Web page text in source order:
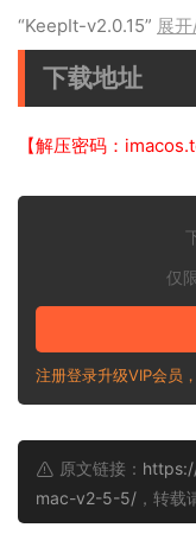
“KeepIt-v2.0.15” 展
下载地址
【解压密码：
仅
注册登录升级VIP会员
原文链接：
mac-v2-5-5/ ，转载